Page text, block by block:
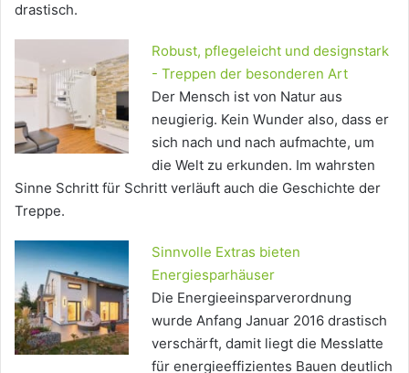
drastisch.
Robust, pflegeleicht und designstark
- Treppen der besonderen Art
Der Mensch ist von Natur aus
neugierig. Kein Wunder also, dass er
sich nach und nach aufmachte, um
die Welt zu erkunden. Im wahrsten
Sinne Schritt für Schritt verläuft auch die Geschichte der
Treppe.
Sinnvolle Extras bieten
Energiesparhäuser
Die Energieeinsparverordnung
wurde Anfang Januar 2016 drastisch
verschärft, damit liegt die Messlatte
für energieeffizientes Bauen deutlich